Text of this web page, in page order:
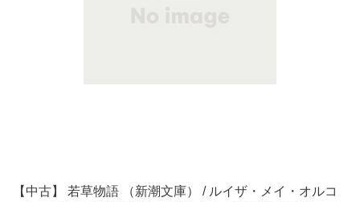
【中古】 若草物語 （新潮文庫） / ルイザ・メイ・オルコ